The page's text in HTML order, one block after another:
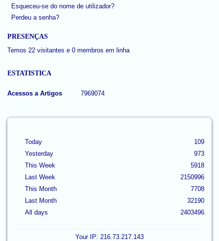
Esqueceu-se do nome de utilizador?
Perdeu a senha?
PRESENÇAS
Temos 22 visitantes e 0 membros em linha
ESTATISTICA
Acessos a Artigos 7969074
Today
Yesterday
This Week
Last Week
This Month
Last Month
All days
109
973
5918
2150996
7708
32190
2403496
Your IP: 216.73.217.143